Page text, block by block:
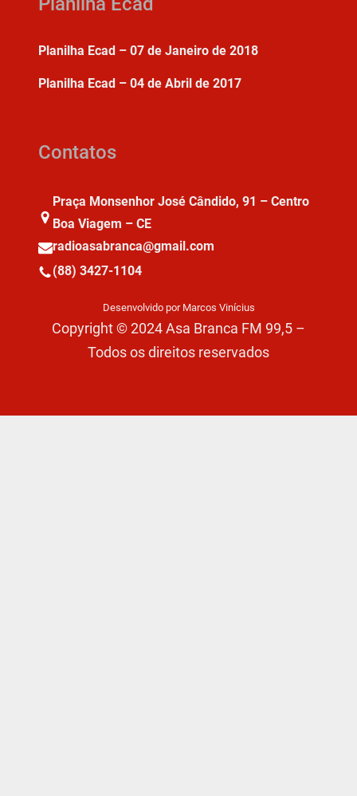
Planilha Ecad – 07 de Janeiro de 2018
Planilha Ecad – 04 de Abril de 2017
Contatos
Praça Monsenhor José Cândido, 91 – Centro
Boa Viagem – CE
radioasabranca@gmail.com
(88) 3427-1104
Desenvolvido por Marcos Vinícius
Copyright © 2024 Asa Branca FM 99,5 –
Todos os direitos reservados